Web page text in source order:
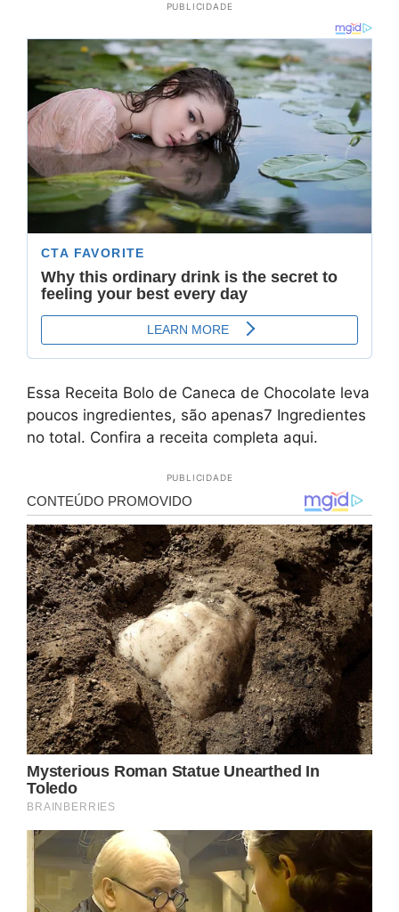
PUBLICIDADE
Essa Receita Bolo de Caneca de Chocolate leva
poucos ingredientes, são apenas7 Ingredientes
no total. Confira a receita completa aqui.
PUBLICIDADE